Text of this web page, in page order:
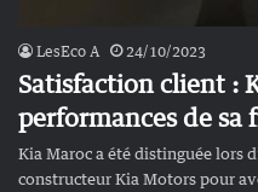
LesEco A 24/10/2023
Satisfaction client :
performances de sa
Kia Maroc a été distinguée lors
constructeur Kia Motors pour